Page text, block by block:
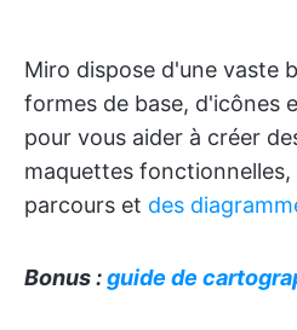
Miro dispose d'une vaste
formes de base, d'icônes
pour vous aider à créer
maquettes fonctionnelles,
parcours et des
Bonus :guide de